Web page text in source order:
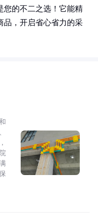
您的不二之选！它能精
品，开启省心省力的采